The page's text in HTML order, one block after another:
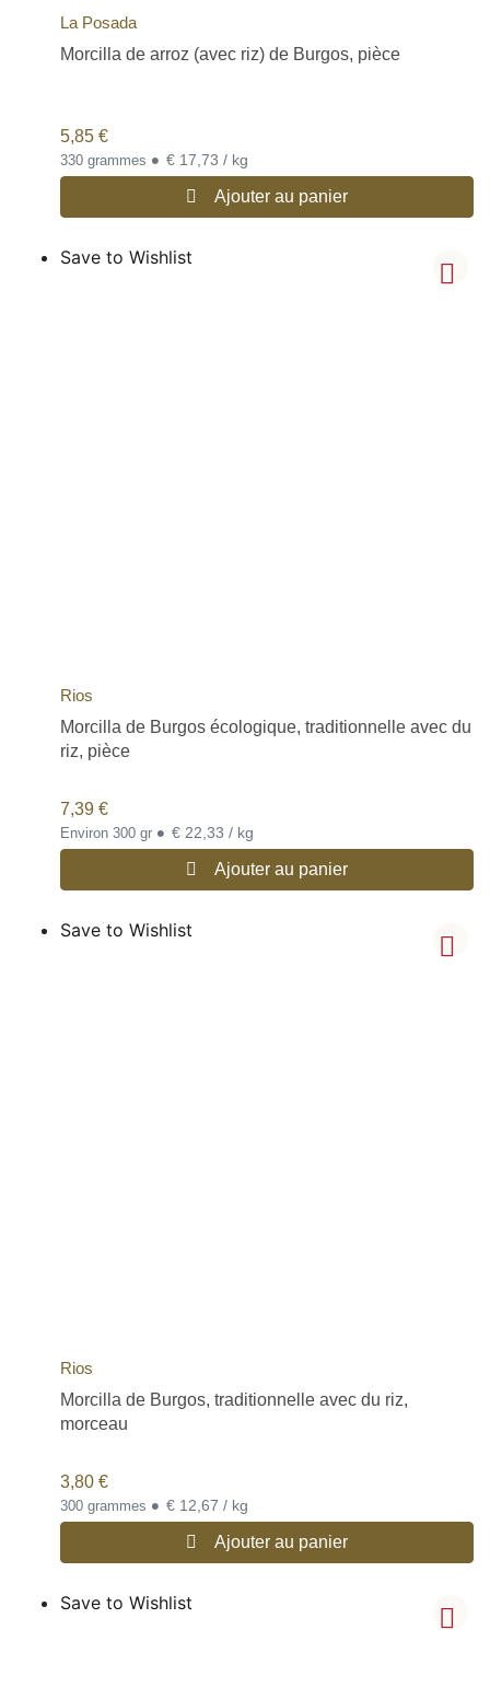
La Posada
Morcilla de arroz (avec riz) de Burgos, pièce
5,85 €
330 grammes • € 17,73 / kg
Ajouter au panier
Save to Wishlist
Rios
Morcilla de Burgos écologique, traditionnelle avec du
riz, pièce
7,39 €
Environ 300 gr • € 22,33 / kg
Ajouter au panier
Save to Wishlist
Rios
Morcilla de Burgos, traditionnelle avec du riz,
morceau
3,80 €
300 grammes • € 12,67 / kg
Ajouter au panier
Save to Wishlist